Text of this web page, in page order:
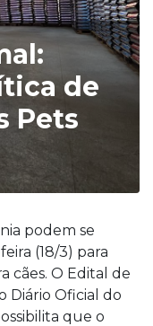
de
Pets
podem se
(18/3) para
cães. O Edital de
Diário Oficial do
que o